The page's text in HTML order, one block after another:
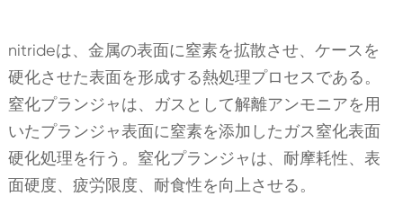
nitrideは、金属の表面に窒素を拡散させ、ケースを
硬化させた表面を形成する熱処理プロセスである。
窒化プランジャは、ガスとして解離アンモニアを用
いたプランジャ表面に窒素を添加したガス窒化表面
硬化処理を行う。窒化プランジャは、耐摩耗性、表
面硬度、疲労限度、耐食性を向上させる。